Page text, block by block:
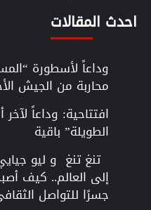
احدث المقالات
وداعاً لأسطورة
محاربة من الجيش الأحمر
افتتاحية: وداعاً
الطويلة” باقية
تنغ تنغ و ليو
إلى العالم.. كيف
جسرًا للتواصل